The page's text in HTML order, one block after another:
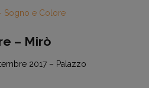
Sogno e Colore
– Mirò
2017 – Palazzo